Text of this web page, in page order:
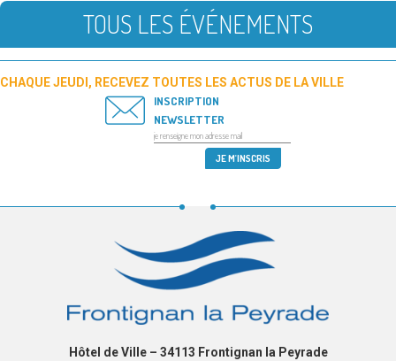
TOUS LES ÉVÉNEMENTS
CHAQUE JEUDI, RECEVEZ TOUTES LES ACTUS DE LA VILLE
INSCRIPTION
NEWSLETTER
Hôtel de Ville – 34113 Frontignan la Peyrade